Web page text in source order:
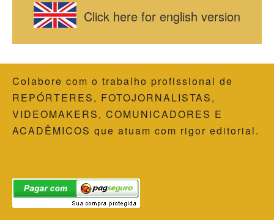
Click here for english version
Colabore com o trabalho profissional de
REPÓRTERES, FOTOJORNALISTAS,
VIDEOMAKERS, COMUNICADORES E
ACADÊMICOS que atuam com rigor editorial.